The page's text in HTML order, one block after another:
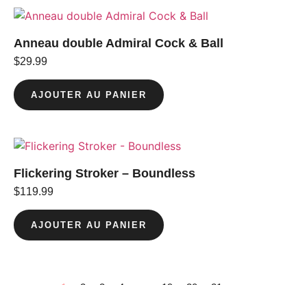
Anneau double Admiral Cock & Ball
$29.99
AJOUTER AU PANIER
Flickering Stroker – Boundless
$119.99
AJOUTER AU PANIER